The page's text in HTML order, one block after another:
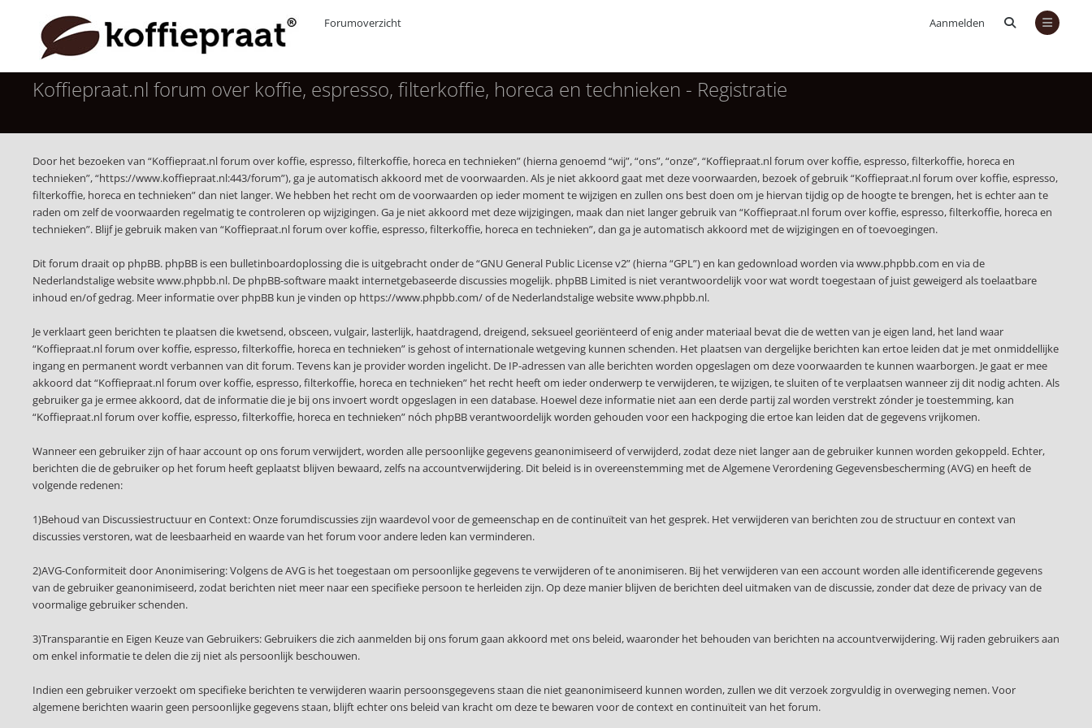
Aanmelden
Forumoverzicht
Koffiepraat.nl forum over koffie, espresso, filterkoffie, horeca en technieken - Registratie
Door het bezoeken van “Koffiepraat.nl forum over koffie, espresso, filterkoffie, horeca en technieken” (hierna genoemd “wij”, “ons”, “onze”, “Koffiepraat.nl forum over koffie, espresso, filterkoffie, horeca en
technieken”, “https://www.koffiepraat.nl:443/forum”), ga je automatisch akkoord met de voorwaarden. Als je niet akkoord gaat met deze voorwaarden, bezoek of gebruik “Koffiepraat.nl forum over koffie, espresso,
filterkoffie, horeca en technieken” dan niet langer. We hebben het recht om de voorwaarden op ieder moment te wijzigen en zullen ons best doen om je hiervan tijdig op de hoogte te brengen, het is echter aan te
raden om zelf de voorwaarden regelmatig te controleren op wijzigingen. Ga je niet akkoord met deze wijzigingen, maak dan niet langer gebruik van “Koffiepraat.nl forum over koffie, espresso, filterkoffie, horeca en
technieken”. Blijf je gebruik maken van “Koffiepraat.nl forum over koffie, espresso, filterkoffie, horeca en technieken”, dan ga je automatisch akkoord met de wijzigingen en of toevoegingen.
Dit forum draait op phpBB. phpBB is een bulletinboardoplossing die is uitgebracht onder de “GNU General Public License v2” (hierna “GPL”) en kan gedownload worden viawww.phpbb.com en via de
Nederlandstalige websitewww.phpbb.nl. De phpBB-software maakt internetgebaseerde discussies mogelijk. phpBB Limited is niet verantwoordelijk voor wat wordt toegestaan of juist geweigerd als toelaatbare
inhoud en/of gedrag. Meer informatie over phpBB kun je vinden op https://www.phpbb.com/of de Nederlandstalige websitewww.phpbb.nl.
Je verklaart geen berichten te plaatsen die kwetsend, obsceen, vulgair, lasterlijk, haatdragend, dreigend, seksueel georiënteerd of enig ander materiaal bevat die de wetten van je eigen land, het land waar
“Koffiepraat.nl forum over koffie, espresso, filterkoffie, horeca en technieken” is gehost of internationale wetgeving kunnen schenden. Het plaatsen van dergelijke berichten kan ertoe leiden dat je met onmiddellijke
ingang en permanent wordt verbannen van dit forum. Tevens kan je provider worden ingelicht. De IP-adressen van alle berichten worden opgeslagen om deze voorwaarden te kunnen waarborgen. Je gaat er mee
akkoord dat “Koffiepraat.nl forum over koffie, espresso, filterkoffie, horeca en technieken” het recht heeft om ieder onderwerp te verwijderen, te wijzigen, te sluiten of te verplaatsen wanneer zij dit nodig achten. Als
gebruiker ga je ermee akkoord, dat de informatie die je bij ons invoert wordt opgeslagen in een database. Hoewel deze informatie niet aan een derde partij zal worden verstrekt zónder je toestemming, kan
“Koffiepraat.nl forum over koffie, espresso, filterkoffie, horeca en technieken” nóch phpBB verantwoordelijk worden gehouden voor een hackpoging die ertoe kan leiden dat de gegevens vrijkomen.
Wanneer een gebruiker zijn of haar account op ons forum verwijdert, worden alle persoonlijke gegevens geanonimiseerd of verwijderd, zodat deze niet langer aan de gebruiker kunnen worden gekoppeld. Echter,
berichten die de gebruiker op het forum heeft geplaatst blijven bewaard, zelfs na accountverwijdering. Dit beleid is in overeenstemming met de Algemene Verordening Gegevensbescherming (AVG) en heeft de
volgende redenen:
1)Behoud van Discussiestructuur en Context: Onze forumdiscussies zijn waardevol voor de gemeenschap en de continuïteit van het gesprek. Het verwijderen van berichten zou de structuur en context van
discussies verstoren, wat de leesbaarheid en waarde van het forum voor andere leden kan verminderen.
2)AVG-Conformiteit door Anonimisering: Volgens de AVG is het toegestaan om persoonlijke gegevens te verwijderen of te anonimiseren. Bij het verwijderen van een account worden alle identificerende gegevens
van de gebruiker geanonimiseerd, zodat berichten niet meer naar een specifieke persoon te herleiden zijn. Op deze manier blijven de berichten deel uitmaken van de discussie, zonder dat deze de privacy van de
voormalige gebruiker schenden.
3)Transparantie en Eigen Keuze van Gebruikers: Gebruikers die zich aanmelden bij ons forum gaan akkoord met ons beleid, waaronder het behouden van berichten na accountverwijdering. Wij raden gebruikers aan
om enkel informatie te delen die zij niet als persoonlijk beschouwen.
Indien een gebruiker verzoekt om specifieke berichten te verwijderen waarin persoonsgegevens staan die niet geanonimiseerd kunnen worden, zullen we dit verzoek zorgvuldig in overweging nemen. Voor
algemene berichten waarin geen persoonlijke gegevens staan, blijft echter ons beleid van kracht om deze te bewaren voor de context en continuïteit van het forum.